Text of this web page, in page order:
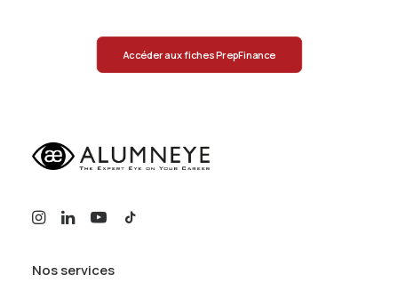
Accéder aux fiches PrepFinance
Nos services